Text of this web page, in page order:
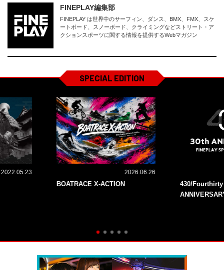
FINEPLAY編集部
FINEPLAY は世界中のサーフィン、ダンス、BMX、FMX、スケ
ートボード、スノーボード、クライミングなどストリート・ア
クションスポーツに関する情報を提供するWebマガジン
SPECIAL EDITION
2022.05.23 2026.06.26
BOATRACE X-ACTION
430/